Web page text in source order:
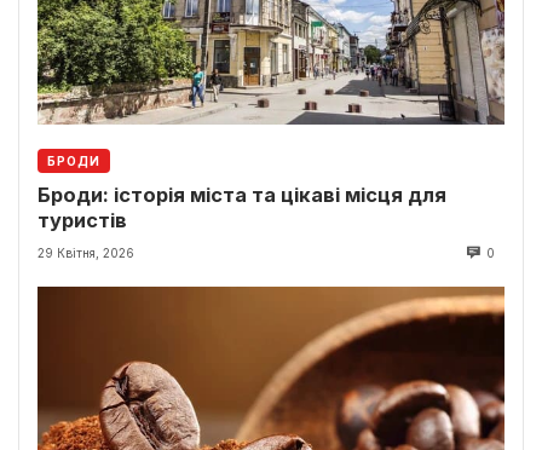
БРОДИ
Броди: історія міста та цікаві місця для
туристів
29 Квітня, 2026 0